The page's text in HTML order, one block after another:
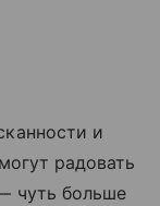
и
радовать
чуть больше